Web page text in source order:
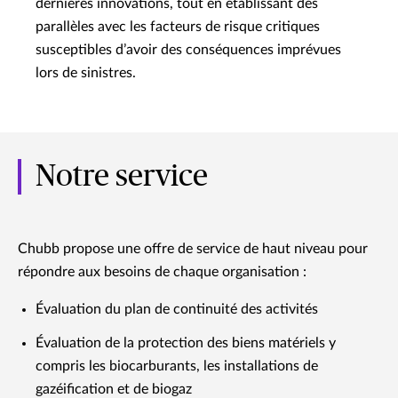
dernières innovations, tout en établissant des
parallèles avec les facteurs de risque critiques
susceptibles d’avoir des conséquences imprévues
lors de sinistres.
Notre service
Chubb propose une offre de service de haut niveau pour
répondre aux besoins de chaque organisation :
Évaluation du plan de continuité des activités
Évaluation de la protection des biens matériels y
compris les biocarburants, les installations de
gazéification et de biogaz